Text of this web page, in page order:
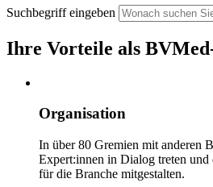
Suchbegriff eingeben
Ihre Vorteile als
Organisation
In über 80 Gremien mit anderen
Expert:innen in Dialog treten und
für die Branche mitgestalten.